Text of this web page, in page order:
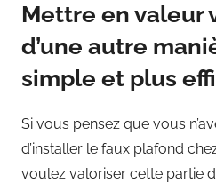
Mettre en valeur
d’une autre
simple et plus
Si vous pensez que vous
d’installer le faux plafond
voulez valoriser cette partie